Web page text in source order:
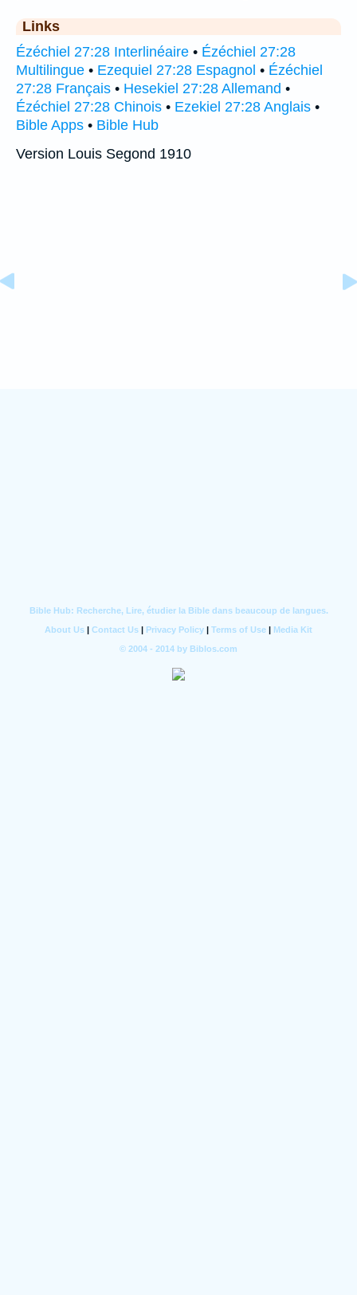
Links
Ézéchiel 27:28 Interlinéaire • Ézéchiel 27:28
Multilingue • Ezequiel 27:28 Espagnol • Ézéchiel
27:28 Français • Hesekiel 27:28 Allemand •
Ézéchiel 27:28 Chinois • Ezekiel 27:28 Anglais •
Bible Apps • Bible Hub
Version Louis Segond 1910